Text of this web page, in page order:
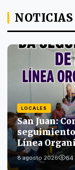
LOCALES
San Juan:
seguimiento
Línea
8 agosto 2026 64